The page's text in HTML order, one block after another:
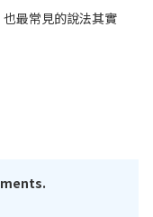
也最常見的說法其實